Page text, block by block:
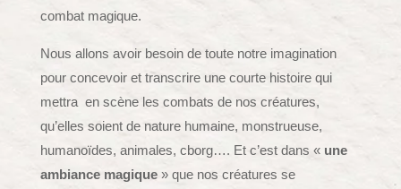
combat magique.
Nous allons avoir besoin de toute notre imagination
pour concevoir et transcrire une courte histoire qui
mettra en scène les combats de nos créatures,
qu’elles soient de nature humaine, monstrueuse,
humanoïdes, animales, cborg…. Et c’est dans « une
ambiance magique» que nos créatures se